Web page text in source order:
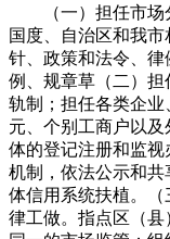
（一）担任市场
国度、自治区和我
针、政策和法令、
例、规章草（二）
轨制；担任各类企
元、个别工商户以
体的登记注册和监
机制，依法公示和
体信用系统扶植。
律工做。指点区（